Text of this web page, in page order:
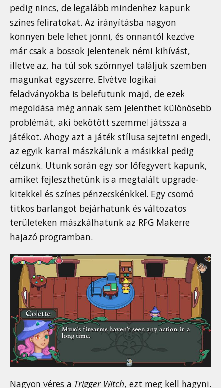
pedig nincs, de legalább mindenhez kapunk
színes feliratokat. Az irányításba nagyon
könnyen bele lehet jönni, és onnantól kezdve
már csak a bossok jelentenek némi kihívást,
illetve az, ha túl sok szörnnyel találjuk szemben
magunkat egyszerre. Elvétve logikai
feladványokba is belefutunk majd, de ezek
megoldása még annak sem jelenthet különösebb
problémát, aki bekötött szemmel játssza a
játékot. Ahogy azt a játék stílusa sejtetni engedi,
az egyik karral mászkálunk a másikkal pedig
célzunk. Utunk során egy sor lőfegyvert kapunk,
amiket fejleszthetünk is a megtalált upgrade-
kitekkel és színes pénzecskénkkel. Egy csomó
titkos barlangot bejárhatunk és változatos
területeken mászkálhatunk az RPG Makerre
hajazó programban.
Nagyon véres a Trigger Witch, ezt meg kell hagyni.